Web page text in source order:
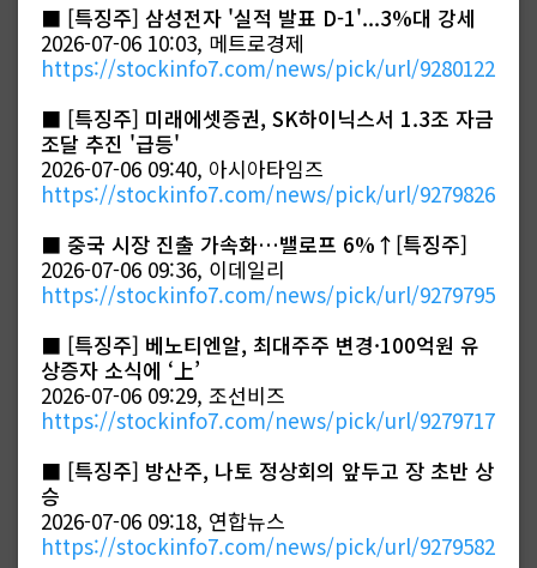
■ [특징주] 삼성전자 '실적 발표 D-1'...3%대 강세
2026-07-06 10:03, 메트로경제
https://stockinfo7.com/news/pick/url/9280122
■ [특징주] 미래에셋증권, SK하이닉스서 1.3조 자금
조달 추진 '급등'
2026-07-06 09:40, 아시아타임즈
https://stockinfo7.com/news/pick/url/9279826
■ 중국 시장 진출 가속화…밸로프 6%↑[특징주]
2026-07-06 09:36, 이데일리
https://stockinfo7.com/news/pick/url/9279795
■ [특징주] 베노티엔알, 최대주주 변경·100억원 유
상증자 소식에 ‘上’
2026-07-06 09:29, 조선비즈
https://stockinfo7.com/news/pick/url/9279717
■ [특징주] 방산주, 나토 정상회의 앞두고 장 초반 상
승
2026-07-06 09:18, 연합뉴스
https://stockinfo7.com/news/pick/url/9279582